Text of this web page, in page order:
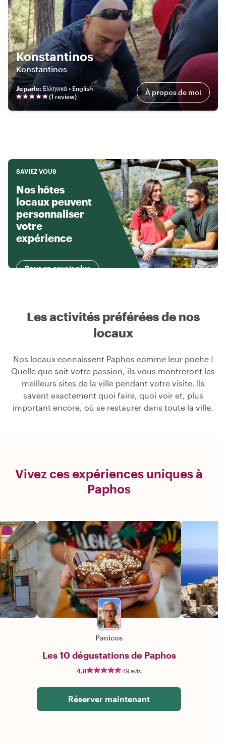
Konstantinos
Konstantinos
Je parle: Ελληνικά • English
(1 review) À propos de moi
SAVIEZ-VOUS
Nos hôtes
locaux peuvent
personnaliser
votre
expérience
Pour en savoir plus
Les activités préférées de nos
locaux
Nos locaux connaissent Paphos comme leur poche !
Quelle que soit votre passion, ils vous montreront les
meilleurs sites de la ville pendant votre visite. Ils
savent exactement quoi faire, quoi voir et, plus
important encore, où se restaurer dans toute la ville.
Vivez ces expériences uniques à
Paphos
Panicos
Les 10 dégustations de Paphos
4,8 49 avis
Réserver maintenant